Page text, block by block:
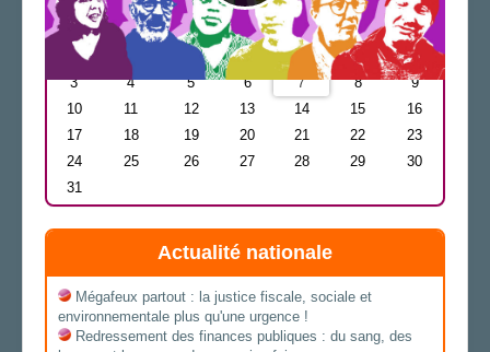
L M M J S
D
1
2
3
4 5 6 7 8
9
10
11 12 13 14 15
16
17
18 19 20 21 22
23
24
25 26 27 28 29
30
31
Actualité nationale
Mégafeux partout : la justice fiscale, sociale et
environnementale plus qu'une urgence !
Redressement des finances publiques : du sang, des